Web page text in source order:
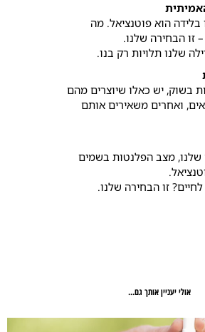
בלידה הוא פוטנציאל. מה
זו הבחירה שלנו.
שלנו תלויות רק בנו.
בשוק, יש כאלו שיוצרים מהם
ואחרים משאירים אותם
מצב הפלנטות בשמים
זו הבחירה שלנו.
אולי יעניין אותך גם...